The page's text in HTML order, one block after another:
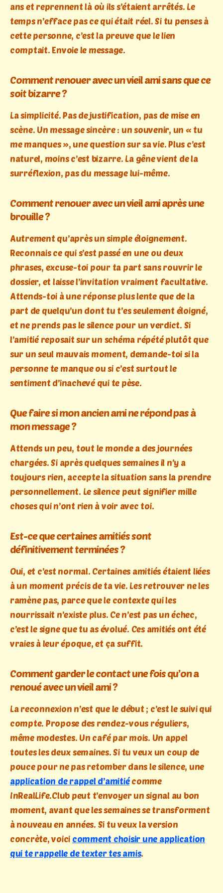
ans et reprennent là où ils s’étaient arrêtés. Le
temps n’efface pas ce qui était réel. Si tu penses à
cette personne, c’est la preuve que le lien
comptait. Envoie le message.
Comment renouer avec un vieil ami sans que ce
soit bizarre ?
La simplicité. Pas de justification, pas de mise en
scène. Un message sincère : un souvenir, un « tu
me manques », une question sur sa vie. Plus c’est
naturel, moins c’est bizarre. La gêne vient de la
surréflexion, pas du message lui-même.
Comment renouer avec un vieil ami après une
brouille ?
Autrement qu’après un simple éloignement.
Reconnais ce qui s’est passé en une ou deux
phrases, excuse-toi pour ta part sans rouvrir le
dossier, et laisse l’invitation vraiment facultative.
Attends-toi à une réponse plus lente que de la
part de quelqu’un dont tu t’es seulement éloigné,
et ne prends pas le silence pour un verdict. Si
l’amitié reposait sur un schéma répété plutôt que
sur un seul mauvais moment, demande-toi si la
personne te manque ou si c’est surtout le
sentiment d’inachevé qui te pèse.
Que faire si mon ancien ami ne répond pas à
mon message ?
Attends un peu, tout le monde a des journées
chargées. Si après quelques semaines il n’y a
toujours rien, accepte la situation sans la prendre
personnellement. Le silence peut signifier mille
choses qui n’ont rien à voir avec toi.
Est-ce que certaines amitiés sont
définitivement terminées ?
Oui, et c’est normal. Certaines amitiés étaient liées
à un moment précis de ta vie. Les retrouver ne les
ramène pas, parce que le contexte qui les
nourrissait n’existe plus. Ce n’est pas un échec,
c’est le signe que tu as évolué. Ces amitiés ont été
vraies à leur époque, et ça suffit.
Comment garder le contact une fois qu’on a
renoué avec un vieil ami ?
La reconnexion n’est que le début ; c’est le suivi qui
compte. Propose des rendez-vous réguliers,
même modestes. Un café par mois. Un appel
toutes les deux semaines. Si tu veux un coup de
pouce pour ne pas retomber dans le silence, une
application de rappel d’amitiécomme
InRealLife.Club peut t’envoyer un signal au bon
moment, avant que les semaines se transforment
à nouveau en années. Si tu veux la version
concrète, voici comment choisir une application
qui te rappelle de texter tes amis.